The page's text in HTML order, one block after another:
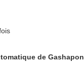
de Gashapon